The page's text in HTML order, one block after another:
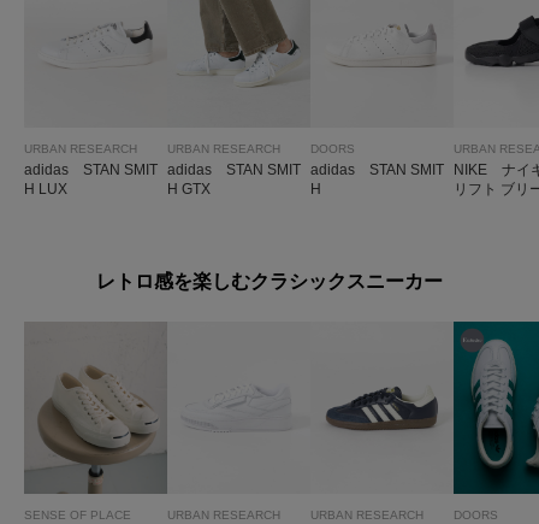
URBAN RESEARCH
adidas STAN SMIT
H LUX
URBAN RESEARCH
adidas STAN SMIT
H GTX
DOORS
adidas STAN SMIT
H
URBAN
NIKE ナイ
リフト ブリ
レトロ感を楽しむクラシックスニーカー
SENSE OF PLACE URBAN RESEARCH URBAN RESEARCH DOORS